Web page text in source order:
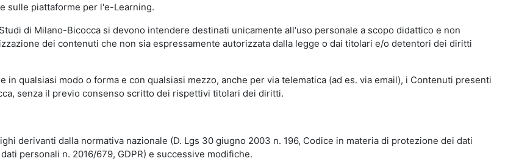
sulle piattaforme per l'e-Learning.
di Milano-Bicocca si devono intendere destinati unicamente all'uso personale a scopo didattico e non
dei contenuti che non sia espressamente autorizzata dalla legge o dai titolari e/o detentori dei diritti
qualsiasi modo o forma e con qualsiasi mezzo, anche per via telematica (ad es. via email), i Contenuti presenti
senza il previo consenso scritto dei rispettivi titolari dei diritti.
derivanti dalla normativa nazionale (D. Lgs 30 giugno 2003 n. 196, Codice in materia di protezione dei dati
personali n. 2016/679, GDPR) e successive modifiche.